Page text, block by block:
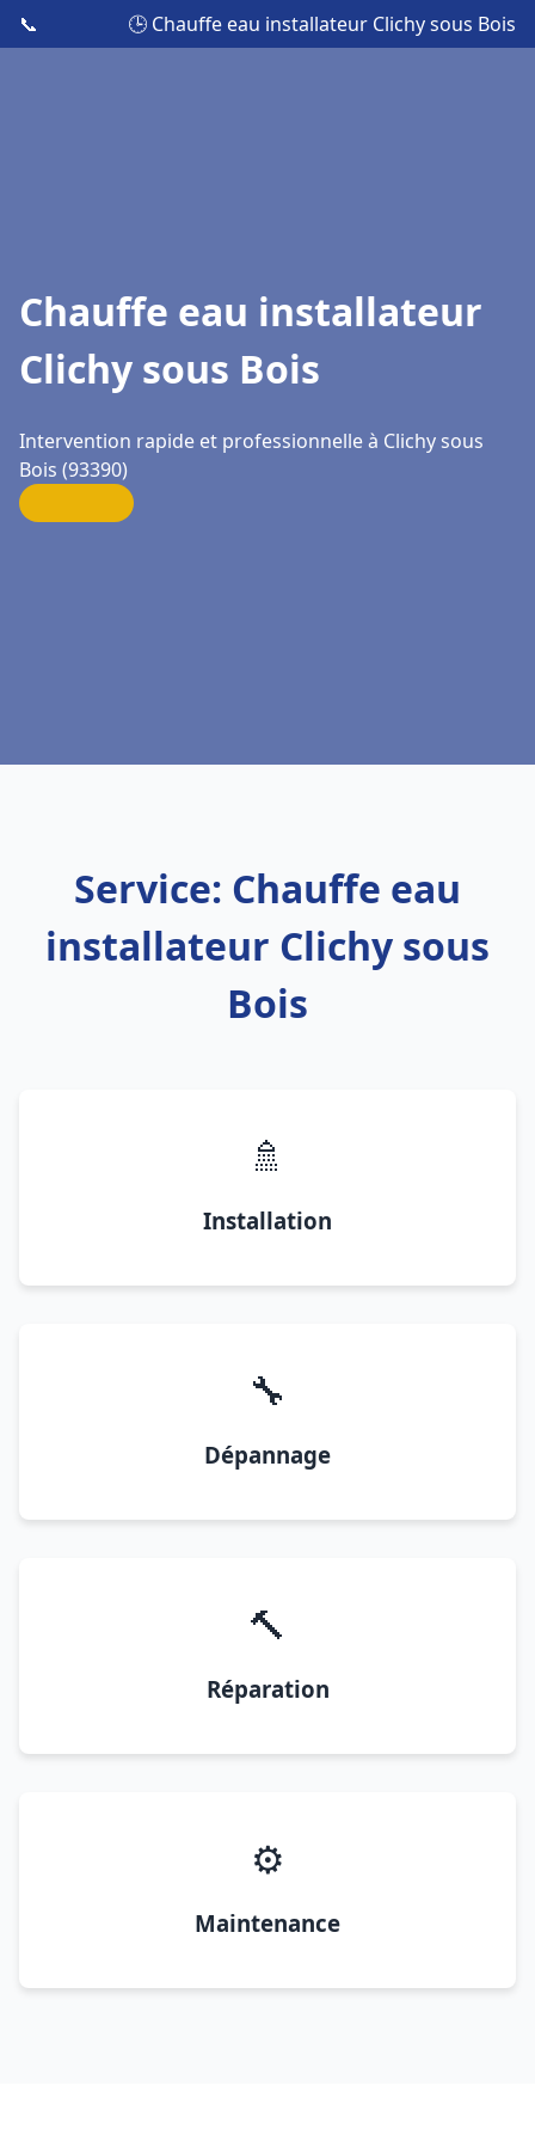
📞 🕒 Chauffe eau installateur Clichy sous Bois
Chauffe eau installateur
Clichy sous Bois
Intervention rapide et professionnelle à Clichy sous
Bois (93390)
Service: Chauffe eau
installateur Clichy sous
Bois
🚿
Installation
🔧
Dépannage
🔨
Réparation
⚙️
Maintenance